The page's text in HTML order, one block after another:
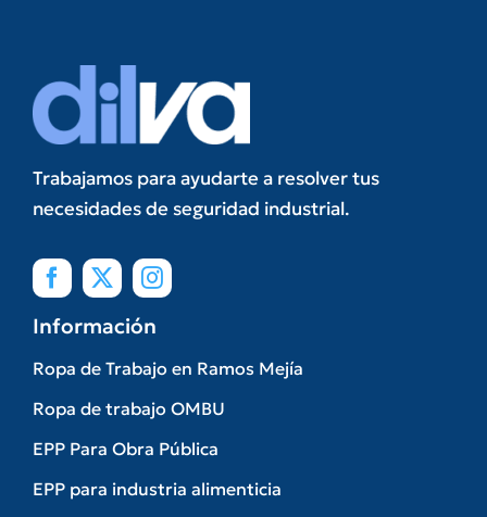
Trabajamos para ayudarte a resolver tus
necesidades de seguridad industrial.
Información
Ropa de Trabajo en Ramos Mejía
Ropa de trabajo OMBU
EPP Para Obra Pública
EPP para industria alimenticia